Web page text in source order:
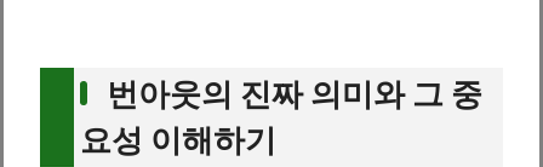
번아웃의 진짜 의미와 그 중
요성 이해하기